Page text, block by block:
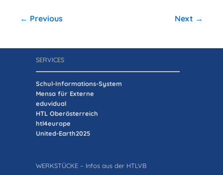
← Previous Next →
SERVICES
Schul-Informations-System
Mensa für Externe
eduvidual
HTL Oberösterreich
htl4europe
United-Earth2025
WERKSTÜCKE – Infos aus der HTLVB